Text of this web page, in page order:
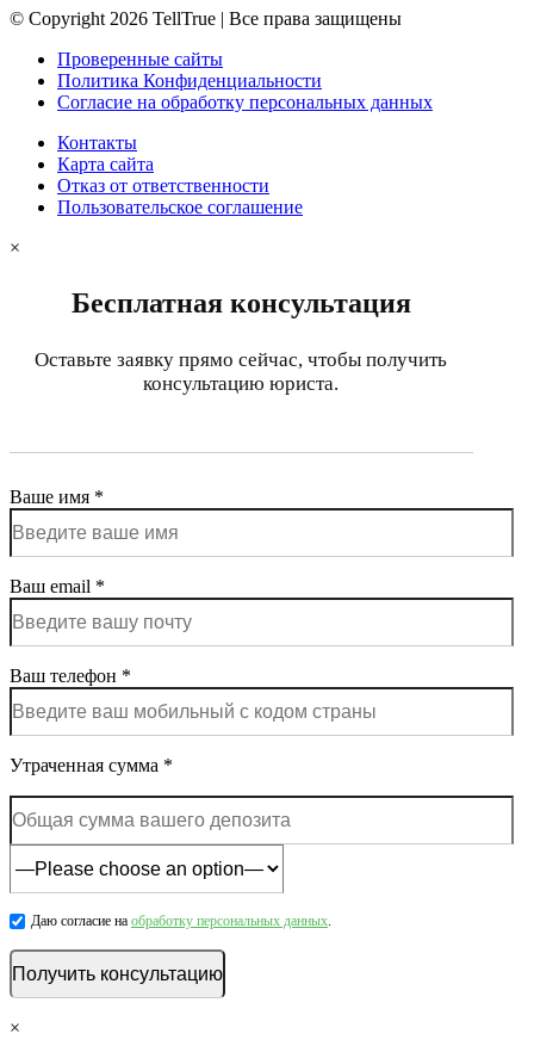
© Copyright 2026 TellTrue | Все права защищены
Проверенные сайты
Политика Конфиденциальности
Согласие на обработку персональных данных
Контакты
Карта сайта
Отказ от ответственности
Пользовательское соглашение
×
Бесплатная консультация
Оставьте заявку прямо сейчас, чтобы получить
консультацию юриста.
Ваше имя *
Ваш email *
Ваш телефон *
Утраченная сумма *
Даю согласие на обработку персональных данных.
×